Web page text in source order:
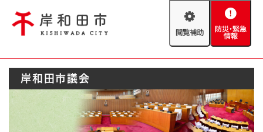
閲
助
防
緊
情
報
Foreign language
やさしい日本語
防災・緊急情報
ハザードマップ AED設置箇所
岸和田市議会